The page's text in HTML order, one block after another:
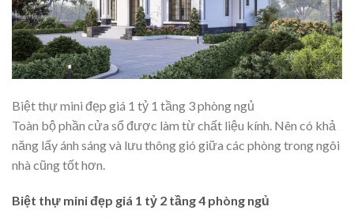
Biệt thự mini đẹp giá 1 tỷ 1 tầng 3 phòng ngủ
Toàn bộ phần cửa sổ được làm từ chất liệu kính. Nên có khả
năng lấy ánh sáng và lưu thông gió giữa các phòng trong ngôi
nhà cũng tốt hơn.
Biệt thự mini đẹp giá 1 tỷ 2 tầng 4 phòng ngủ